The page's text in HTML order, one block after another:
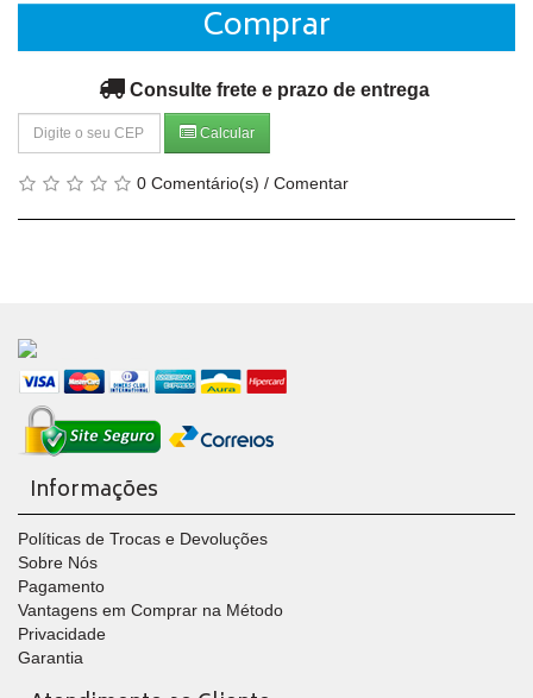
Comprar
Consulte frete e prazo de entrega
Calcular
0 Comentário(s) / Comentar
Informações
Políticas de Trocas e Devoluções
Sobre Nós
Pagamento
Vantagens em Comprar na Método
Privacidade
Garantia